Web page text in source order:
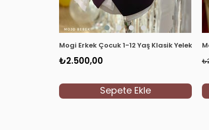
Mogi Erkek Çocuk 1-12 Yaş Klasik Yelekli
₺2.500,00
Sepete Ekle